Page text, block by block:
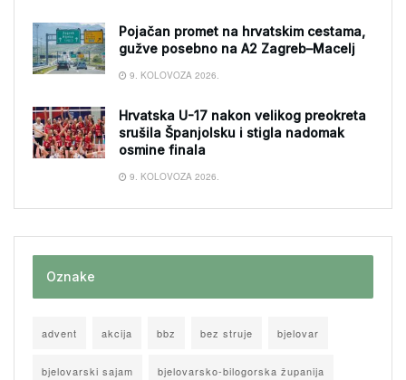
Pojačan promet na hrvatskim cestama,
gužve posebno na A2 Zagreb–Macelj
9. KOLOVOZA 2026.
Hrvatska U-17 nakon velikog preokreta
srušila Španjolsku i stigla nadomak
osmine finala
9. KOLOVOZA 2026.
Oznake
advent akcija bbz bez struje bjelovar
bjelovarski sajam bjelovarsko-bilogorska županija